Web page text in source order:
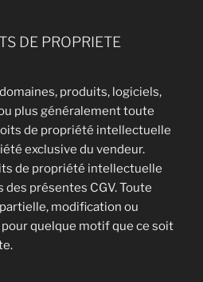
DE PROPRIETE
produits, logiciels,
plus généralement toute
de propriété intellectuelle
exclusive du vendeur.
de propriété intellectuelle
des présentes CGV. Toute
modification ou
quelque motif que ce soit